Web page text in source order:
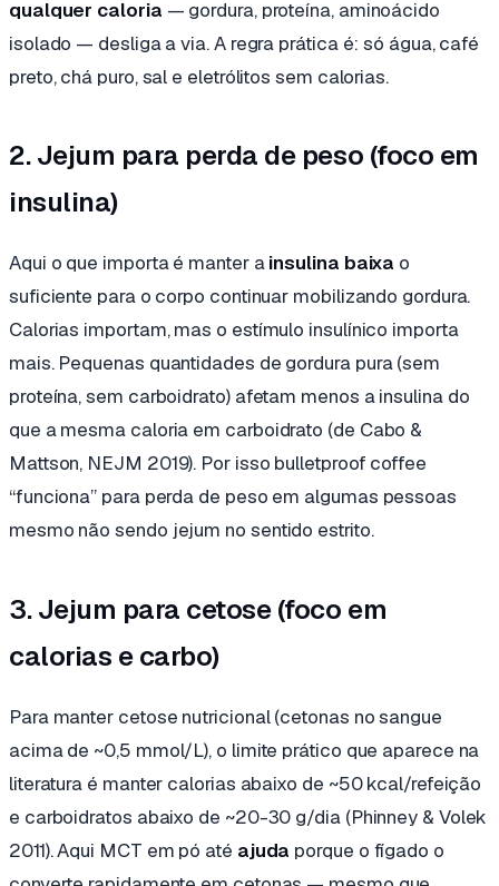
qualquer caloria — gordura, proteína, aminoácido
isolado — desliga a via. A regra prática é: só água, café
preto, chá puro, sal e eletrólitos sem calorias.
2. Jejum para perda de peso (foco em
insulina)
Aqui o que importa é manter ainsulina baixa o
suficiente para o corpo continuar mobilizando gordura.
Calorias importam, mas o estímulo insulínico importa
mais. Pequenas quantidades de gordura pura (sem
proteína, sem carboidrato) afetam menos a insulina do
que a mesma caloria em carboidrato (de Cabo &
Mattson, NEJM 2019). Por isso bulletproof coffee
“funciona” para perda de peso em algumas pessoas
mesmo não sendo jejum no sentido estrito.
3. Jejum para cetose (foco em
calorias e carbo)
Para manter cetose nutricional (cetonas no sangue
acima de ~0,5 mmol/L), o limite prático que aparece na
literatura é manter calorias abaixo de ~50 kcal/refeição
e carboidratos abaixo de ~20-30 g/dia (Phinney & Volek
2011). Aqui MCT em pó até ajuda porque o fígado o